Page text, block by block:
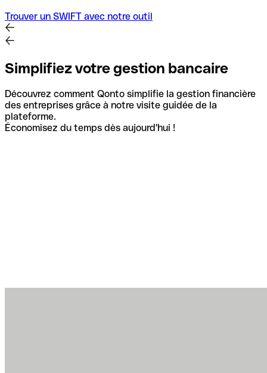
Trouver un SWIFT avec notre outil
Simplifiez votre gestion bancaire
Découvrez comment Qonto simplifie la gestion financière
des entreprises grâce à notre visite guidée de la
plateforme.
Économisez du temps dès aujourd'hui !